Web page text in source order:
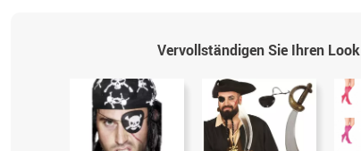
Vervollständigen Sie Ihren Look